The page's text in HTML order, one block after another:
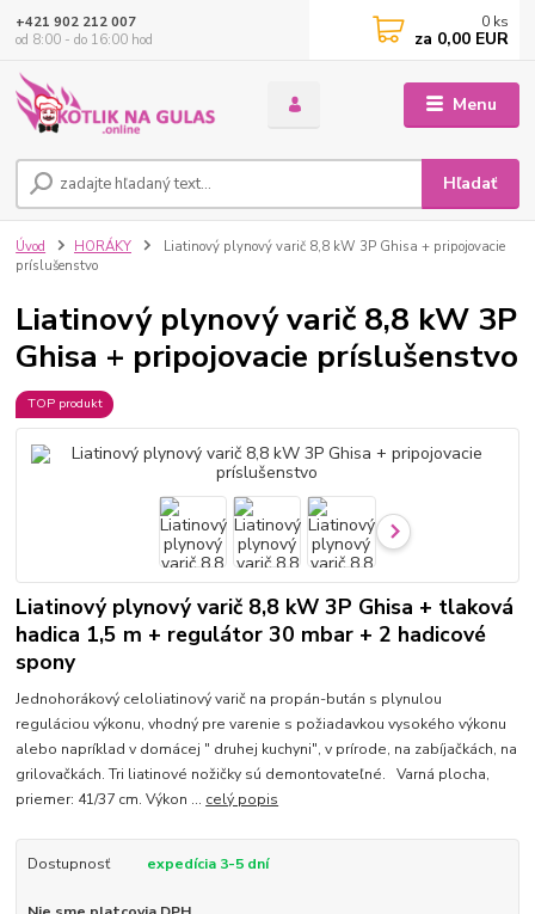
Menu
Hľadať
+421 902 212 007
od 8:00 - do 16:00 hod
0 ks
za 0,00 EUR
Úvod HORÁKY
Liatinový plynový varič 8,8 kW 3P Ghisa + pripojovacie
príslušenstvo
Liatinový plynový varič 8,8 kW 3P
Ghisa + pripojovacie príslušenstvo
TOP produkt
Liatinový plynový varič 8,8 kW 3P Ghisa + tlaková
hadica 1,5 m + regulátor 30 mbar + 2 hadicové
spony
Jednohorákový celoliatinový varič na propán-bután s plynulou
reguláciou výkonu, vhodný pre varenie s požiadavkou vysokého výkonu
alebo napríklad v domácej " druhej kuchyni", v prírode, na zabíjačkách, na
grilovačkách. Tri liatinové nožičky sú demontovateľné. Varná plocha,
priemer: 41/37 cm. Výkon ... celý popis
Dostupnosť expedícia 3-5 dní